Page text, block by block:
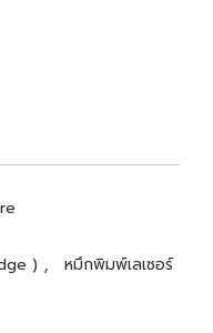
) ,
หมึกพิมพ์เลเซอร์